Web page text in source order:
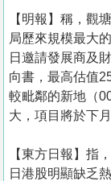
【明報】稱，觀
局歷來規模最大
日邀請發展商及
向書，最高估值
較毗鄰的新地（
大，項目將於下
【東方日報】指
日港股明顯缺乏